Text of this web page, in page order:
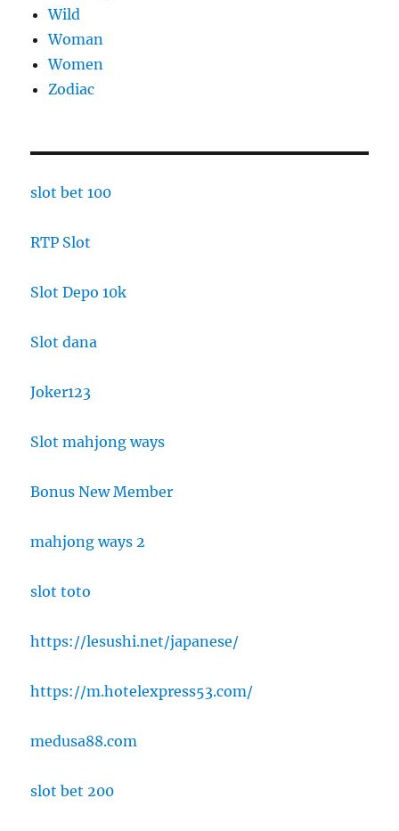
Wild
Woman
Women
Zodiac
slot bet 100
RTP Slot
Slot Depo 10k
Slot dana
Joker123
Slot mahjong ways
Bonus New Member
mahjong ways 2
slot toto
https://lesushi.net/japanese/
https://m.hotelexpress53.com/
medusa88.com
slot bet 200